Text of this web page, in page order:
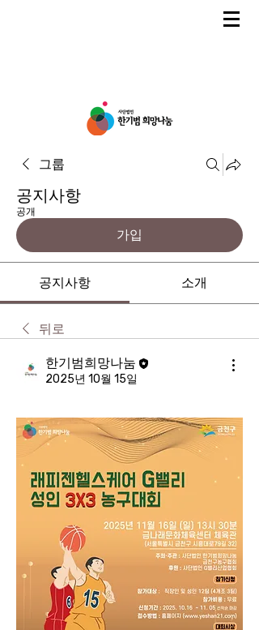
그룹
공지사항
공개
가입
공지사항 소개
뒤로
한기범희망나눔
2025년 10월 15일